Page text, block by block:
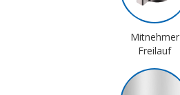
Mitnehmer
Freilauf